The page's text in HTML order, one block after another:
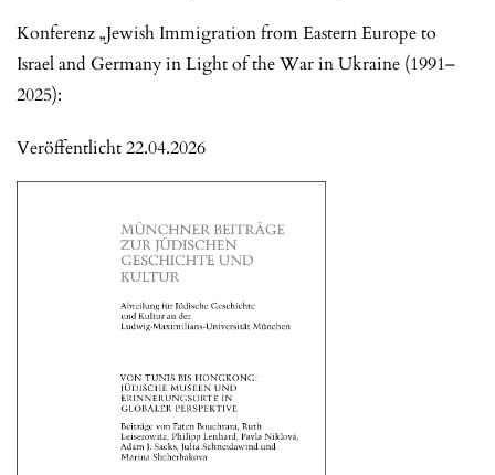
Konferenz „Jewish Immigration from Eastern Europe to
Israel and Germany in Light of the War in Ukraine (1991–
2025):
Veröffentlicht 22.04.2026